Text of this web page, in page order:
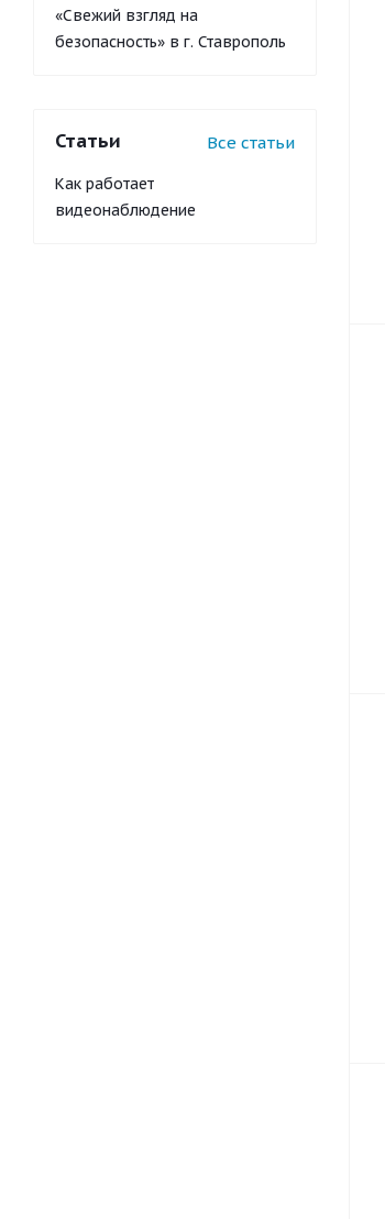
«Свежий взгляд на
безопасность» в г. Ставрополь
Статьи Все статьи
Как работает
видеонаблюдение